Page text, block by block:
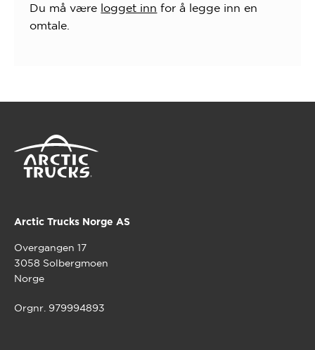
Du må være logget inn for å legge inn en
omtale.
Arctic Trucks Norge AS
Overgangen 17
3058 Solbergmoen
Norge
Orgnr. 979994893